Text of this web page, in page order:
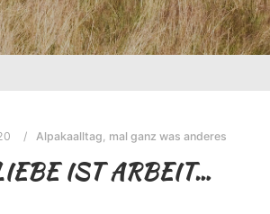
Alpakaalltag, mal ganz was anderes
IST ARBEIT…